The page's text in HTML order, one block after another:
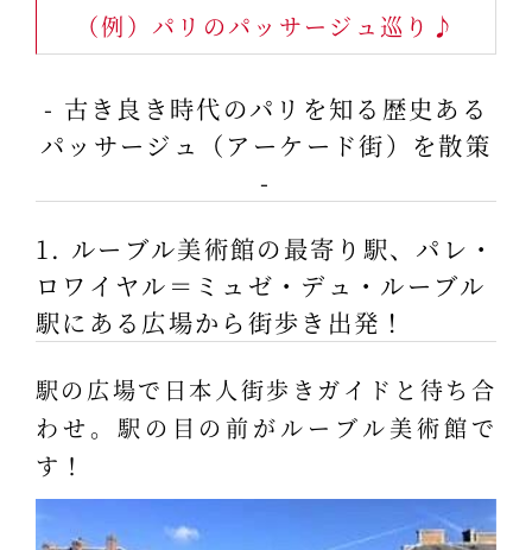
（例）パリのパッサージュ巡り♪
- 古き良き時代のパリを知る歴史ある
パッサージュ（アーケード街）を散策
-
1. ルーブル美術館の最寄り駅、パレ・
ロワイヤル＝ミュゼ・デュ・ルーブル
駅にある広場から街歩き出発！
駅の広場で日本人街歩きガイドと待ち合
わせ。駅の目の前がルーブル美術館で
す！